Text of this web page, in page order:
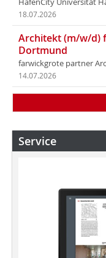
HafenCity Universität
18.07.2026
Architekt (m/w/d)
Dortmund
farwickgrote partner
14.07.2026
Service